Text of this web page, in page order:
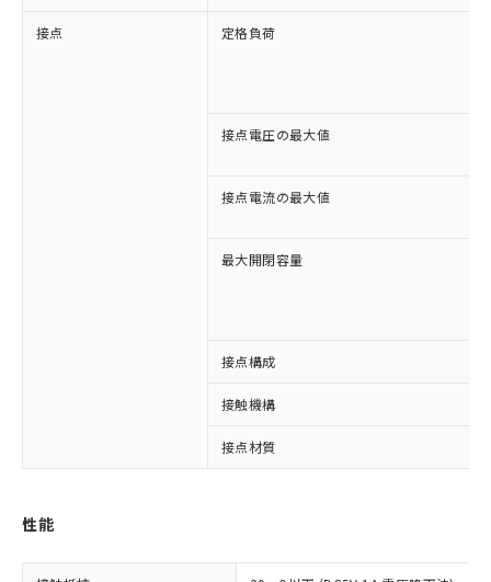
接点 定格負荷
接点電圧の最大値
接点電流の最大値
最大開閉容量
接点構成
接触機構
接点材質
性能
以下の条件をお読みいただき、同意のうえ
対応済み：EU RoHS指令（10物質）の
対応予定：EU RoHS指令（10物質）の非含
非含有に非対応の商品で、対応品を出す予